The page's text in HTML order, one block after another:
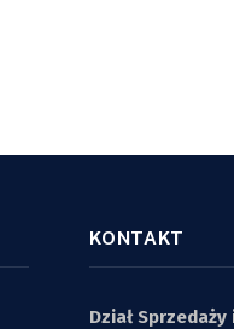
KONTAKT
Dział